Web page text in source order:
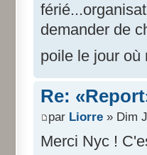
demander de
poile le jour
Re:
par Liorre » Dim
Merci Nyc !